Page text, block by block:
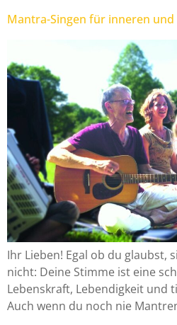
Mantra-Singen für inneren
Ihr Lieben! Egal ob du glaubst,
nicht: Deine Stimme ist eine
Lebenskraft, Lebendigkeit und
Auch wenn du noch nie